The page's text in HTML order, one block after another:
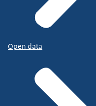
Open data